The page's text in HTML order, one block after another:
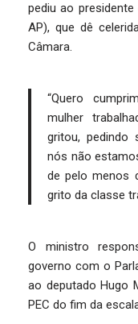
pediu ao presidente
AP), que dê
Câmara.
“Quero
mulher
gritou, pedindo
nós não
de pelo menos
grito da classe
O ministro
governo com o
ao deputado Hugo
PEC do fim da